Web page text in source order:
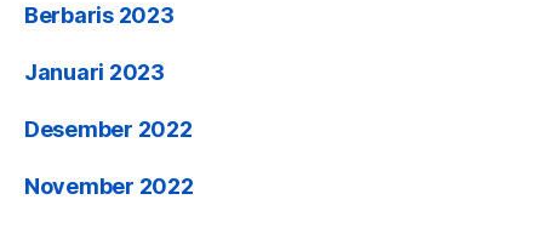
Berbaris 2023
Januari 2023
Desember 2022
November 2022